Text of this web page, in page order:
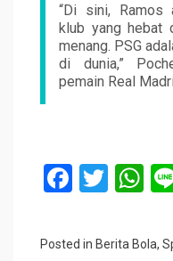
“Di sini, Ramos
klub yang hebat
menang. PSG
di dunia,”
pemain Real
F
ce
T
tt
W
at
Posted in Berita Bola,